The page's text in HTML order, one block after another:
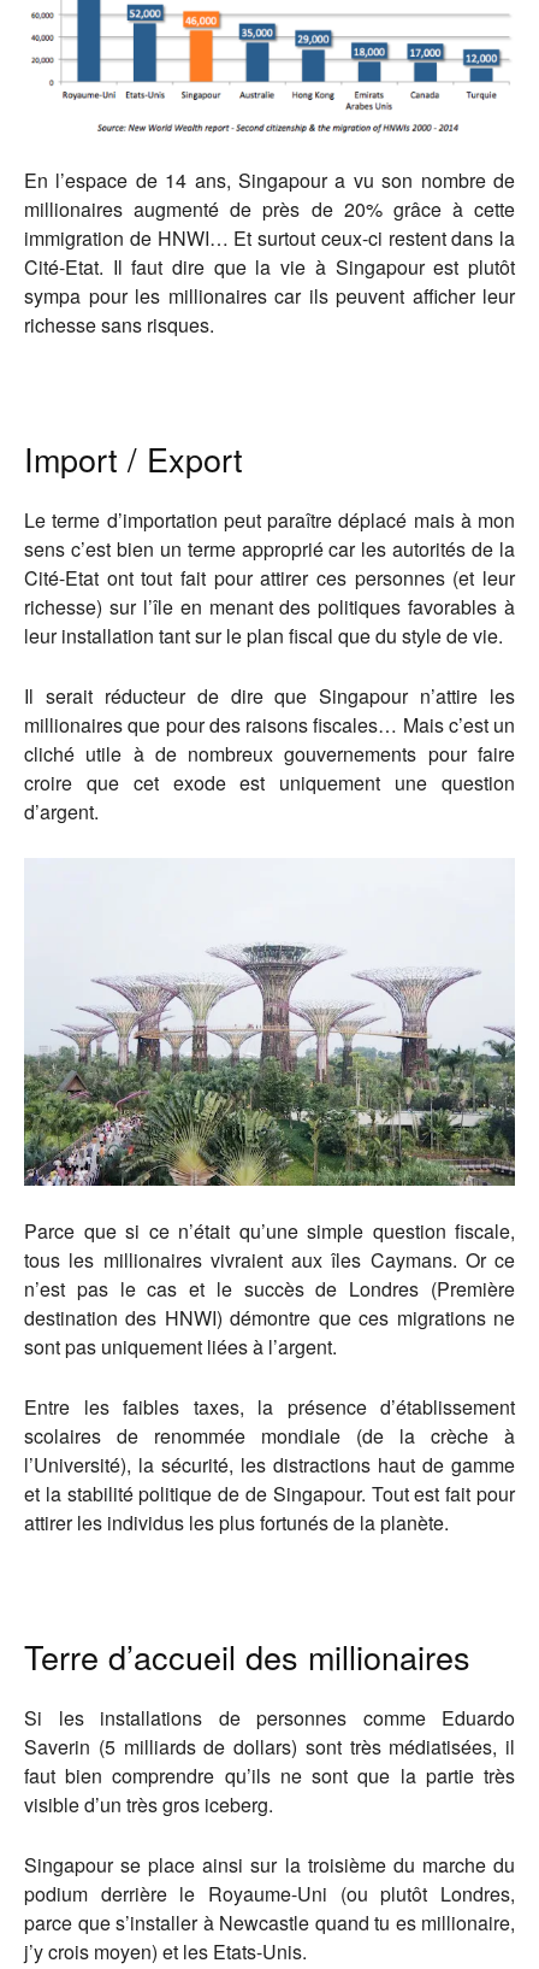
En l’espace de 14 ans, Singapour a vu son nombre de
millionaires augmenté de près de 20% grâce à cette
immigration de HNWI… Et surtout ceux-ci restent dans la
Cité-Etat. Il faut dire que la vie à Singapour est plutôt
sympa pour les millionaires car ils peuvent afficher leur
richesse sans risques.
Import / Export
Le terme d’importation peut paraître déplacé mais à mon
sens c’est bien un terme approprié car les autorités de la
Cité-Etat ont tout fait pour attirer ces personnes (et leur
richesse) sur l’île en menant des politiques favorables à
leur installation tant sur le plan fiscal que du style de vie.
Il serait réducteur de dire que Singapour n’attire les
millionaires que pour des raisons fiscales… Mais c’est un
cliché utile à de nombreux gouvernements pour faire
croire que cet exode est uniquement une question
d’argent.
Parce que si ce n’était qu’une simple question fiscale,
tous les millionaires vivraient aux îles Caymans. Or ce
n’est pas le cas et le succès de Londres (Première
destination des HNWI) démontre que ces migrations ne
sont pas uniquement liées à l’argent.
Entre les faibles taxes, la présence d’établissement
scolaires de renommée mondiale (de la crèche à
l’Université), la sécurité, les distractions haut de gamme
et la stabilité politique de de Singapour. Tout est fait pour
attirer les individus les plus fortunés de la planète.
Terre d’accueil des millionaires
Si les installations de personnes comme Eduardo
Saverin (5 milliards de dollars) sont très médiatisées, il
faut bien comprendre qu’ils ne sont que la partie très
visible d’un très gros iceberg.
Singapour se place ainsi sur la troisième du marche du
podium derrière le Royaume-Uni (ou plutôt Londres,
parce que s’installer à Newcastle quand tu es millionaire,
j’y crois moyen) et les Etats-Unis.